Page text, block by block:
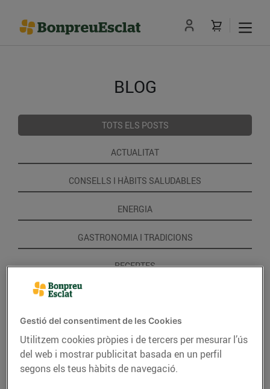
BLOG
TOTS ELS POSTS
ACTUALITAT
CONSELLS I HÀBITS SALUDABLES
ENERGIA
GASTRONOMIA I TRADICIONS
RECEPTES
Gestió del consentiment de les Cookies
Utilitzem cookies pròpies i de tercers per mesurar l’ús
del web i mostrar publicitat basada en un perfil
segons els teus hàbits de navegació.